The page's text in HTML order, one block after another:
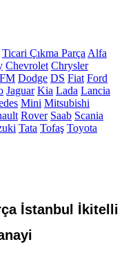
Ticari Çıkma Parça Alfa
Chevrolet Chrysler
Dodge DS Fiat Ford
Jaguar Kia Lada Lancia
Mini Mitsubishi
Rover Saab Scania
Tata Tofaş Toyota
İstanbul İkitelli